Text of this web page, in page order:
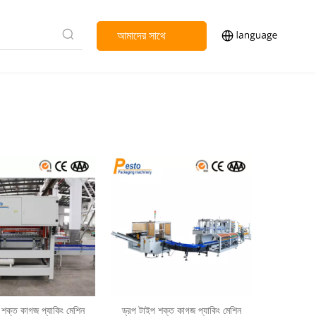
আমাদের সাথে
কাগজ প্যাকিং মেশিন ড্রপ টাইপ শক্ত কাগজ প্যাকিং মেশিন